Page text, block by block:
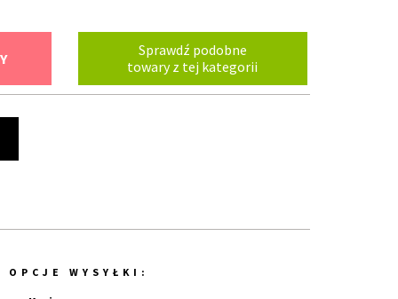
Sprawdź podobne
towary z tej kategorii
OPCJE WYSYŁKI: